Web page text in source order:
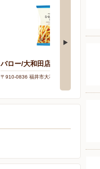
バロー/大和田店
〒910-0836 福井市大和田一丁目206番地